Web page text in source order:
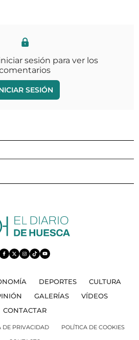
sesión para ver los
SESIÓN
DEPORTES
CULTURA
GALERÍAS
VÍDEOS
CONTACTAR
DE PRIVACIDAD
POLÍTICA DE COOKIES